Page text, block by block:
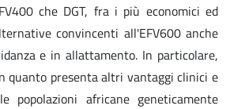
che DGT, fra i più economici ed
convincenti all'EFV600 anche
e in allattamento. In particolare,
quanto presenta altri vantaggi clinici e
popolazioni africane geneticamente